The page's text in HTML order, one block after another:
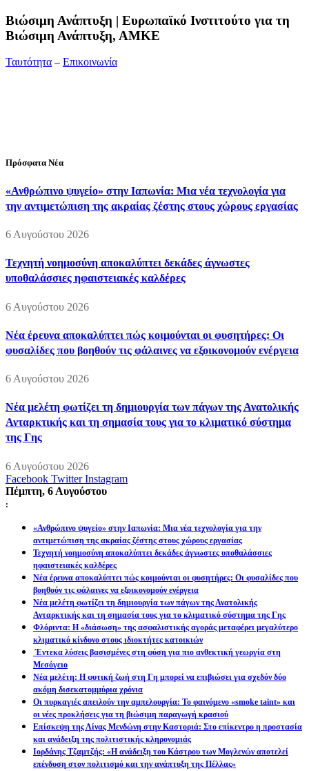
Bιώσιμη Ανάπτυξη | Ευρωπαϊκό Ινστιτούτο για τη
Βιώσιμη Ανάπτυξη, ΑΜΚΕ
Ταυτότητα – Επικοινωνία
Πρόσφατα Νέα
«Ανθρώπινο ψυγείο» στην Ιαπωνία: Μια νέα τεχνολογία για
την αντιμετώπιση της ακραίας ζέστης στους χώρους εργασίας
6 Αυγούστου 2026
Τεχνητή νοημοσύνη αποκαλύπτει δεκάδες άγνωστες
υποθαλάσσιες ηφαιστειακές καλδέρες
6 Αυγούστου 2026
Νέα έρευνα αποκαλύπτει πώς κοιμούνται οι φυσητήρες: Οι
φυσαλίδες που βοηθούν τις φάλαινες να εξοικονομούν ενέργεια
6 Αυγούστου 2026
Νέα μελέτη φωτίζει τη δημιουργία των πάγων της Ανατολικής
Ανταρκτικής και τη σημασία τους για το κλιματικό σύστημα
της Γης
6 Αυγούστου 2026
Facebook Twitter Instagram
Πέμπτη, 6 Αυγούστου
:
«Ανθρώπινο ψυγείο» στην Ιαπωνία: Μια νέα τεχνολογία για την
αντιμετώπιση της ακραίας ζέστης στους χώρους εργασίας
Τεχνητή νοημοσύνη αποκαλύπτει δεκάδες άγνωστες υποθαλάσσιες
ηφαιστειακές καλδέρες
Νέα έρευνα αποκαλύπτει πώς κοιμούνται οι φυσητήρες: Οι φυσαλίδες που
βοηθούν τις φάλαινες να εξοικονομούν ενέργεια
Νέα μελέτη φωτίζει τη δημιουργία των πάγων της Ανατολικής
Ανταρκτικής και τη σημασία τους για το κλιματικό σύστημα της Γης
Φλόριντα: Η «διάσωση» της ασφαλιστικής αγοράς μεταφέρει μεγαλύτερο
κλιματικό κίνδυνο στους ιδιοκτήτες κατοικιών
Έντεκα λύσεις βασισμένες στη φύση για πιο ανθεκτική γεωργία στη
Μεσόγειο
Νέα μελέτη: Η φυτική ζωή στη Γη μπορεί να επιβιώσει για σχεδόν δύο
ακόμη δισεκατομμύρια χρόνια
Οι πυρκαγιές απειλούν την αμπελουργία: Το φαινόμενο «smoke taint» και
οι νέες προκλήσεις για τη βιώσιμη παραγωγή κρασιού
Επίσκεψη της Λίνας Μενδώνη στην Καστοριά: Στο επίκεντρο η προστασία
και ανάδειξη της πολιτιστικής κληρονομιάς
Ιορδάνης Τζαμτζής: «Η ανάδειξη του Κάστρου των Μογλενών αποτελεί
επένδυση στον πολιτισμό και την ανάπτυξη της Πέλλας»